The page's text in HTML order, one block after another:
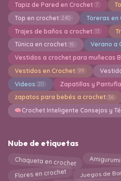
Tapiz de Pared en Crochet 7
Top en crochet 240 Toreras en
Trajes de baños a crochet 13
Túnica en crochet 15 Verano a
Vestidos a crochet para muñecas
Vestidos en Crochet 99
Videos 20 Zapatillas y
zapatos para bebés a crochet 36
Crochet Inteligente Consejos y
Nube de etiquetas
Chaqueta en crochet
Flores en crochet Juegos de